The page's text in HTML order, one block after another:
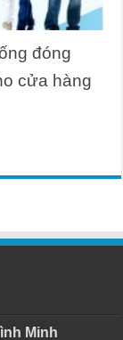
đóng
cửa hàng
Minh